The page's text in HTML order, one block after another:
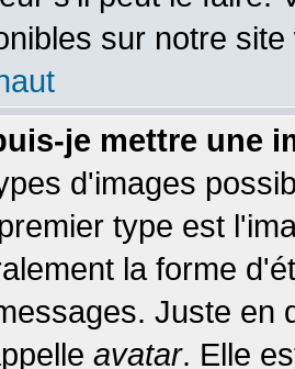
sur notre site
je mettre une
d'images
type est
la forme
Juste en
avatar. Elle